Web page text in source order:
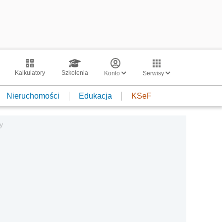
Kalkulatory Szkolenia Konto Serwisy
Nieruchomości Edukacja KSeF